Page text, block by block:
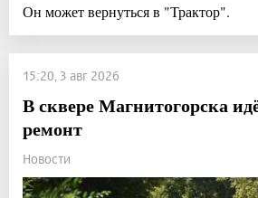
Он может вернуться в "Трактор".
15:20, 3 авг 2026
В сквере Магнитогорска
ремонт
Новости